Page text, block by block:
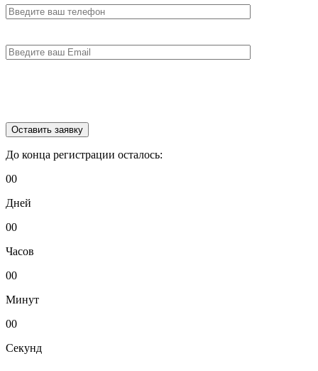
До конца регистрации осталось:
00
Дней
00
Часов
00
Минут
00
Секунд